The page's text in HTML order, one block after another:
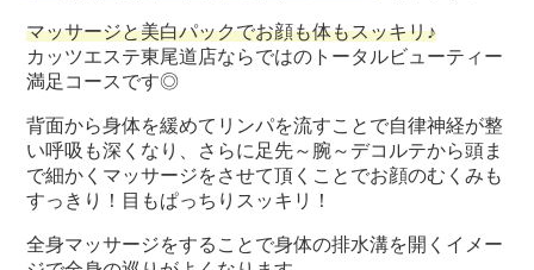
マッサージと美白パックでお顔も体もスッキリ♪
カッツエステ東尾道店ならではのトータルビューティー
満足コースです◎
背面から身体を緩めてリンパを流すことで自律神経が整
い呼吸も深くなり、 さらに足先～腕～デコルテから頭ま
で細かくマッサージをさせて頂くことでお顔のむくみも
すっきり！目もぱっちりスッキリ！
全身マッサージをすることで身体の排水溝を開くイメー